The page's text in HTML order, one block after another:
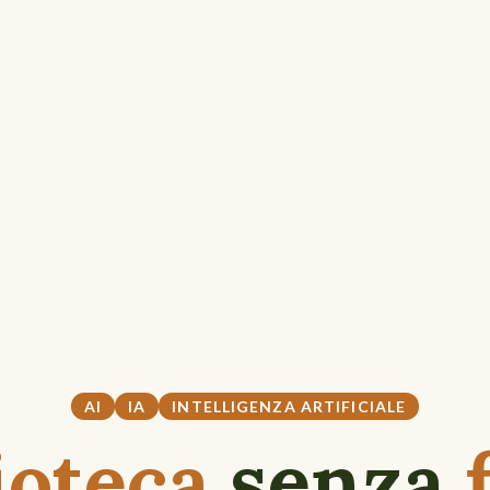
AI IA INTELLIGENZA ARTIFICIALE